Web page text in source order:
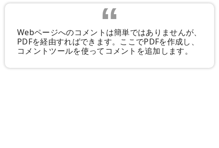
Webページへのコメントは簡単ではありませんが、
PDFを経由すればできます。ここでPDFを作成し、
コメントツールを使ってコメントを追加します。